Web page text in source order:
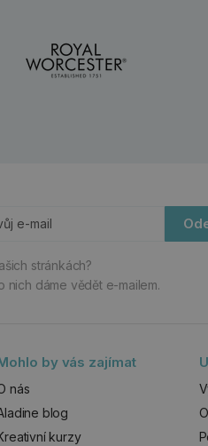
stránkách?
nich dáme vědět e-mailem.
by vás zajímat
nás
blog
kurzy